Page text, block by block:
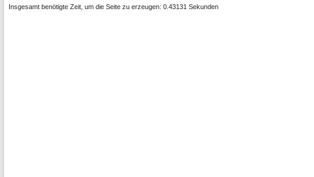
Insgesamt benötigte Zeit, um die Seite zu erzeugen: 0.43131 Sekunden